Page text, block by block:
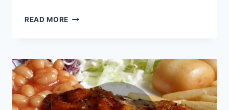
READ MORE MAKANAN
KULINER
NEGERI
SAKURA